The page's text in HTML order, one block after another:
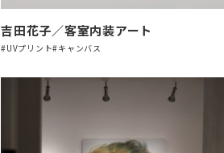
吉田花子／客室内装アート
#UVプリント#キャンバス